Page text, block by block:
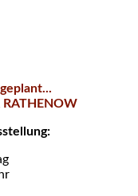
RATHENOW